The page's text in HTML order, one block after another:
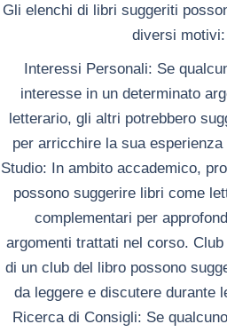
Gli elenchi di libri suggeriti
diversi motivi:
Interessi Personali: Se
interesse in un determinato
letterario, gli altri potrebbero
per arricchire la sua esperienza
Studio: In ambito accademico,
possono suggerire libri come
complementari per
argomenti trattati nel corso.
di un club del libro possono
da leggere e discutere durante
Ricerca di Consigli: Se